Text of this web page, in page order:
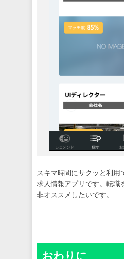
スキマ時間にサクッと利用
求人情報アプリです。転職
非オススメしたいです。
おわりに